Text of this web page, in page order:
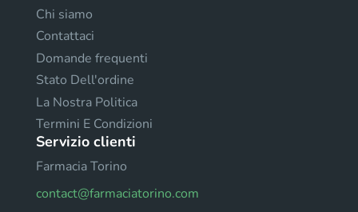
Chi siamo
Contattaci
Domande frequenti
Stato Dell'ordine
La Nostra Politica
Termini E Condizioni
Servizio clienti
Farmacia Torino
contact@farmaciatorino.com